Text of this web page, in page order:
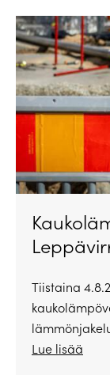
Tiistaina
Lue lisää